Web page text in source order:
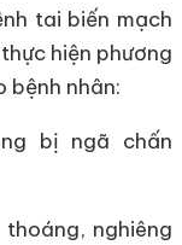
tai biến mạch
hiện phương
bệnh nhân:
bị ngã chấn
nghiêng